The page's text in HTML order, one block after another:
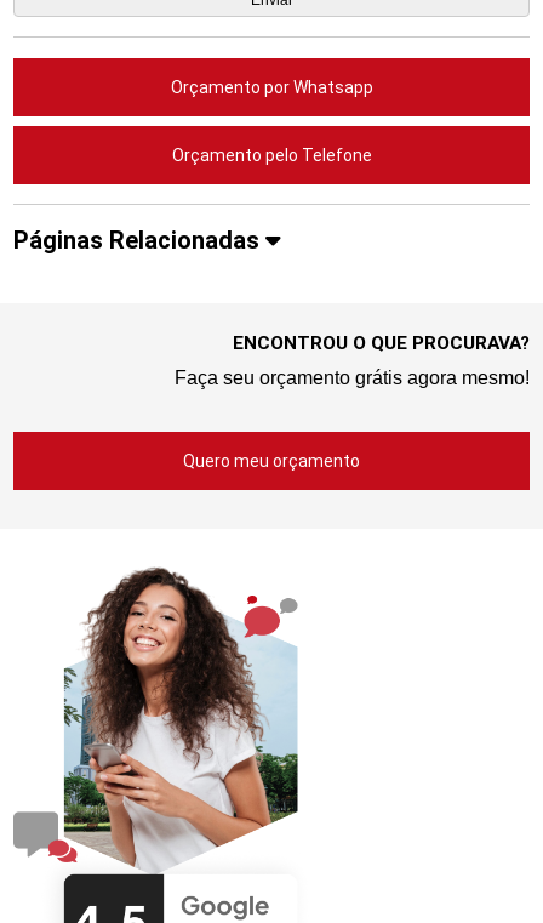
Orçamento por Whatsapp
Orçamento pelo Telefone
Páginas Relacionadas
ENCONTROU O QUE PROCURAVA?
Faça seu orçamento grátis agora mesmo!
Quero meu orçamento